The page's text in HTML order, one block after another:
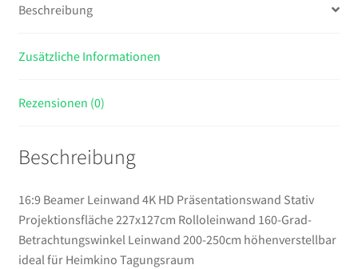
Grad-
Leinwand
höhenverstellbar
für
Heimkino
Tagungsraum
Menge
Beschreibung
Zusätzliche Informationen
Rezensionen (0)
Beschreibung
16:9 Beamer Leinwand 4K HD Präsentationswand Stativ
Projektionsfläche 227x127cm Rolloleinwand ​160-Grad-
Betrachtungswinkel Leinwand 200-250cm höhenverstellbar
ideal für Heimkino Tagungsraum